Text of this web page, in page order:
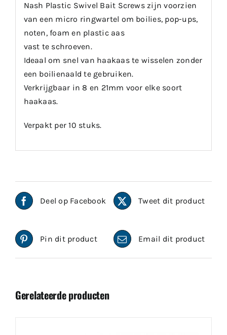
Nash Plastic Swivel Bait Screws zijn voorzien
van een micro ringwartel om boilies, pop-ups,
noten, foam en plastic aas
vast te schroeven.
Ideaal om snel van haakaas te wisselen zonder
een boilienaald te gebruiken.
Verkrijgbaar in 8 en 21mm voor elke soort
haakaas.
Verpakt per 10 stuks.
Deel op Facebook Tweet dit product
Pin dit product Email dit product
Gerelateerde producten